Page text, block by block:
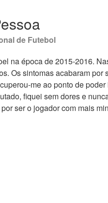
de Futebol
na época de 2015-2016.
Os sintomas acabaram por
me ao ponto de
fiquei sem dores e
ser o jogador com mais